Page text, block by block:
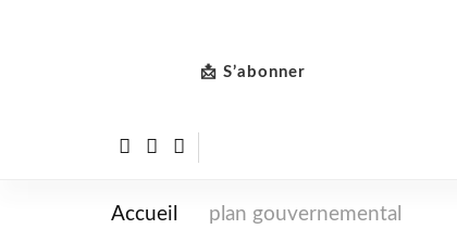
📩 S’abonner
Accueil plan gouvernemental